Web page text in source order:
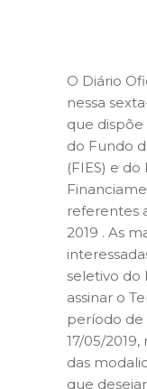
O Diário
nessa
que
do Fundo
(FIES) e
referentes
2019 . As
seletivo do
assinar o
período de
17/05/
das
que